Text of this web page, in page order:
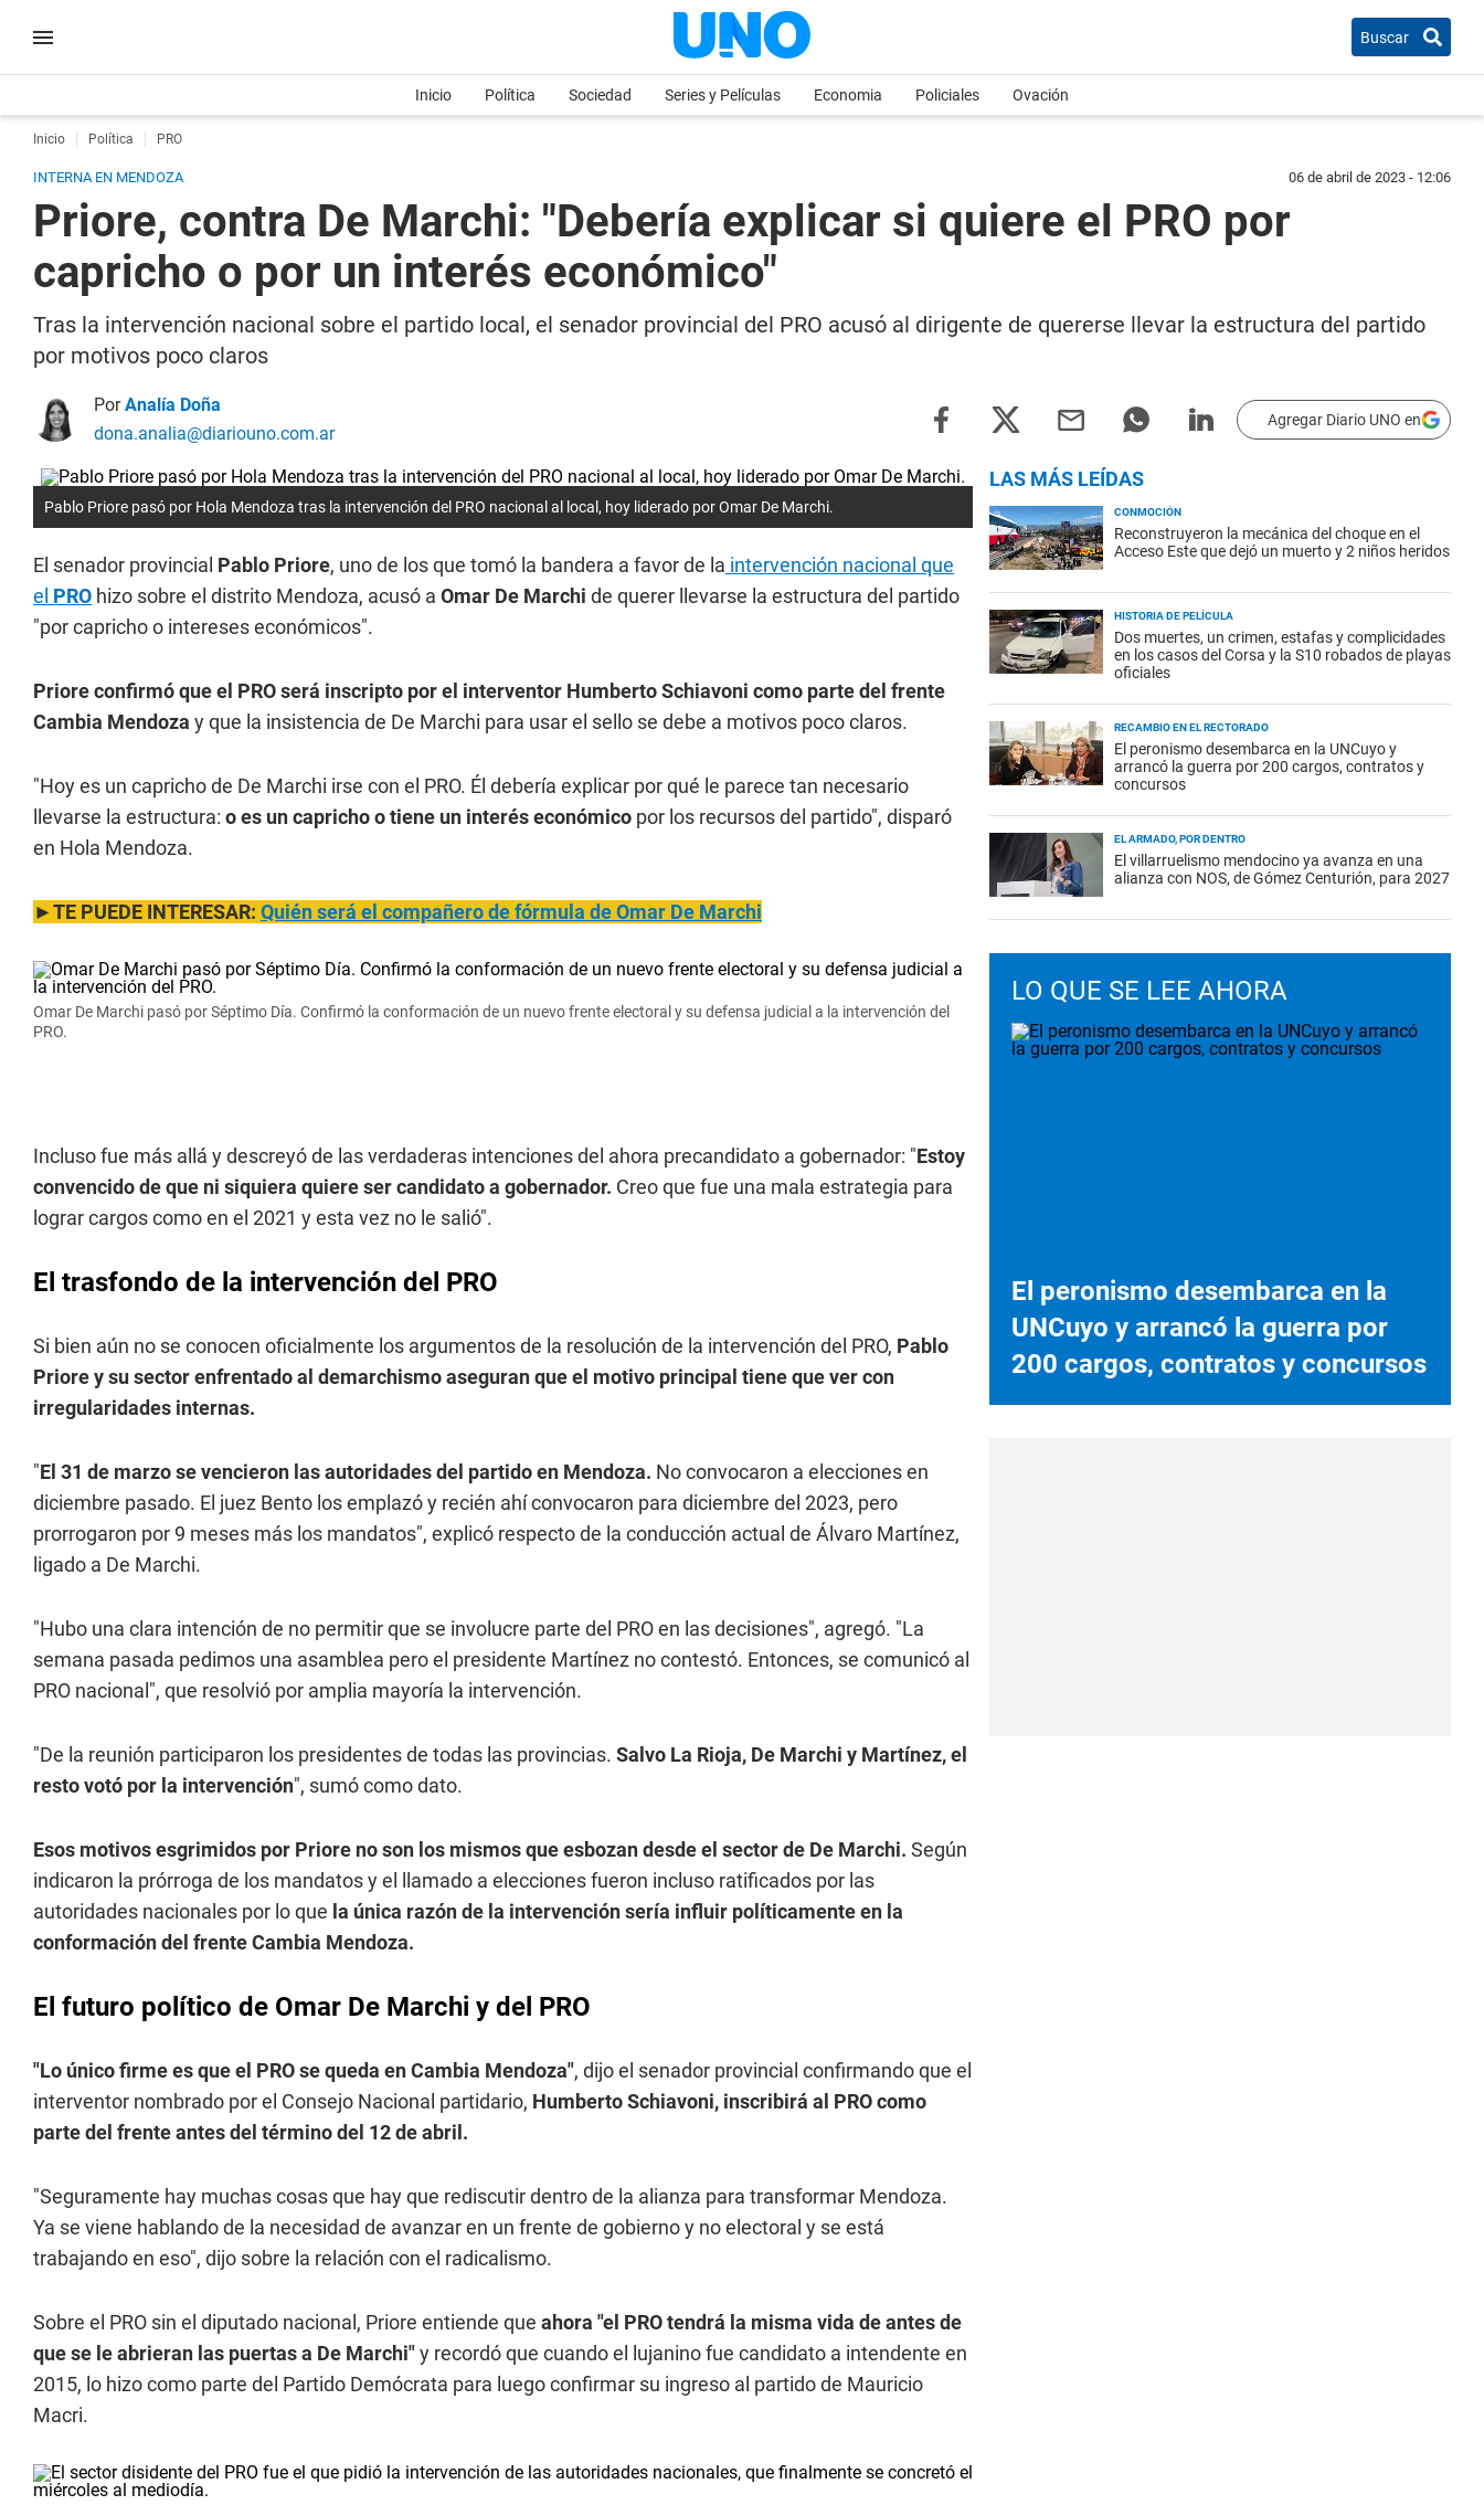
Buscar
Inicio Política Sociedad Series y Películas Economia Policiales Ovación
Inicio Política PRO
INTERNA EN MENDOZA 06 de abril de 2023 - 12:06
Priore, contra De Marchi: "Debería explicar si quiere el PRO por
capricho o por un interés económico"
Tras la intervención nacional sobre el partido local, el senador provincial del PRO acusó al dirigente de quererse llevar la estructura del partido
por motivos poco claros
PorAnalía Doña
dona.analia@diariouno.com.ar
Agregar Diario UNO en
Pablo Priore pasó por Hola Mendoza tras la intervención del PRO nacional al local, hoy liderado por Omar De Marchi.
El senador provincial Pablo Priore, uno de los que tomó la bandera a favor de la intervención nacional que
el PRO hizo sobre el distrito Mendoza, acusó a Omar De Marchi de querer llevarse la estructura del partido
"por capricho o intereses económicos".
Priore confirmó que el PRO será inscripto por el interventor Humberto Schiavoni como parte del frente
Cambia Mendoza y que la insistencia de De Marchi para usar el sello se debe a motivos poco claros.
"Hoy es un capricho de De Marchi irse con el PRO. Él debería explicar por qué le parece tan necesario
llevarse la estructura: o es un capricho o tiene un interés económico por los recursos del partido", disparó
en Hola Mendoza.
►TE PUEDE INTERESAR: Quién será el compañero de fórmula de Omar De Marchi
Omar De Marchi pasó por Séptimo Día. Confirmó la conformación de un nuevo frente electoral y su defensa judicial a la intervención del
PRO.
Incluso fue más allá y descreyó de las verdaderas intenciones del ahora precandidato a gobernador: "Estoy
convencido de que ni siquiera quiere ser candidato a gobernador. Creo que fue una mala estrategia para
lograr cargos como en el 2021 y esta vez no le salió".
El trasfondo de la intervención del PRO
Si bien aún no se conocen oficialmente los argumentos de la resolución de la intervención del PRO, Pablo
Priore y su sector enfrentado al demarchismo aseguran que el motivo principal tiene que ver con
irregularidades internas.
"El 31 de marzo se vencieron las autoridades del partido en Mendoza. No convocaron a elecciones en
diciembre pasado. El juez Bento los emplazó y recién ahí convocaron para diciembre del 2023, pero
prorrogaron por 9 meses más los mandatos", explicó respecto de la conducción actual de Álvaro Martínez,
ligado a De Marchi.
"Hubo una clara intención de no permitir que se involucre parte del PRO en las decisiones", agregó. "La
semana pasada pedimos una asamblea pero el presidente Martínez no contestó. Entonces, se comunicó al
PRO nacional", que resolvió por amplia mayoría la intervención.
"De la reunión participaron los presidentes de todas las provincias. Salvo La Rioja, De Marchi y Martínez, el
resto votó por la intervención", sumó como dato.
Esos motivos esgrimidos por Priore no son los mismos que esbozan desde el sector de De Marchi. Según
indicaron la prórroga de los mandatos y el llamado a elecciones fueron incluso ratificados por las
autoridades nacionales por lo que la única razón de la intervención sería influir políticamente en la
conformación del frente Cambia Mendoza.
El futuro político de Omar De Marchi y del PRO
"Lo único firme es que el PRO se queda en Cambia Mendoza", dijo el senador provincial confirmando que el
interventor nombrado por el Consejo Nacional partidario, Humberto Schiavoni, inscribirá al PRO como
parte del frente antes del término del 12 de abril.
"Seguramente hay muchas cosas que hay que rediscutir dentro de la alianza para transformar Mendoza.
Ya se viene hablando de la necesidad de avanzar en un frente de gobierno y no electoral y se está
trabajando en eso", dijo sobre la relación con el radicalismo.
Sobre el PRO sin el diputado nacional, Priore entiende que ahora "el PRO tendrá la misma vida de antes de
que se le abrieran las puertas a De Marchi"y recordó que cuando el lujanino fue candidato a intendente en
2015, lo hizo como parte del Partido Demócrata para luego confirmar su ingreso al partido de Mauricio
Macri.
LAS MÁS LEÍDAS
CONMOCIÓN
Reconstruyeron la mecánica del choque en el
Acceso Este que dejó un muerto y 2 niños heridos
HISTORIA DE PELÍCULA
Dos muertes, un crimen, estafas y complicidades
en los casos del Corsa y la S10 robados de playas
oficiales
RECAMBIO EN EL RECTORADO
El peronismo desembarca en la UNCuyo y
arrancó la guerra por 200 cargos, contratos y
concursos
EL ARMADO, POR DENTRO
El villarruelismo mendocino ya avanza en una
alianza con NOS, de Gómez Centurión, para 2027
LO QUE SE LEE AHORA
El peronismo desembarca en la
UNCuyo y arrancó la guerra por
200 cargos, contratos y concursos